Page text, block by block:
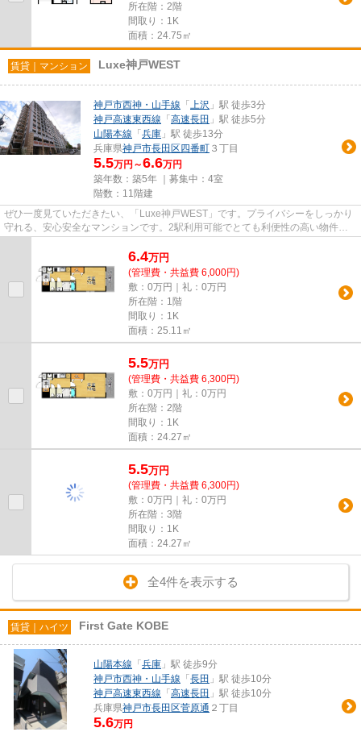
所在階：2階
間取り：1K
面積：24.75㎡
賃貸｜マンション Luxe神戸WEST
神戸市西神・山手線 「 上沢 」駅 徒歩3分
神戸高速東西線 「 高速長田 」駅 徒歩5分
山陽本線 「 兵庫 」駅 徒歩13分
兵庫県神戸市長田区 四番町 ３丁目
5.5万円～6.6万円
築年数：築5年 ｜募集中： 4室
階数：11階建
ぜひ一度見ていただきたい、「Luxe神戸WEST」です。プライバシーをしっかり
守れる、安心安全なマンションです。2駅利用可能でとても利便性の高い物件で
6.4万円
(管理費・共益費 6,000円)
敷：0万円｜礼：0万円
所在階：1階
間取り：1K
面積：25.11㎡
5.5万円
(管理費・共益費 6,300円)
敷：0万円｜礼：0万円
所在階：2階
間取り：1K
面積：24.27㎡
5.5万円
(管理費・共益費 6,300円)
敷：0万円｜礼：0万円
所在階：3階
間取り：1K
面積：24.27㎡
全4件を表示する
賃貸｜ハイツ First Gate KOBE
山陽本線 「 兵庫 」駅 徒歩9分
神戸市西神・山手線 「 長田 」駅 徒歩10分
神戸高速東西線 「 高速長田 」駅 徒歩10分
兵庫県神戸市長田区菅原通 ２丁目
5.6万円